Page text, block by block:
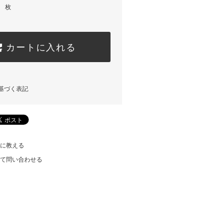
枚
カートに入れる
づく表記
教える
問い合わせる